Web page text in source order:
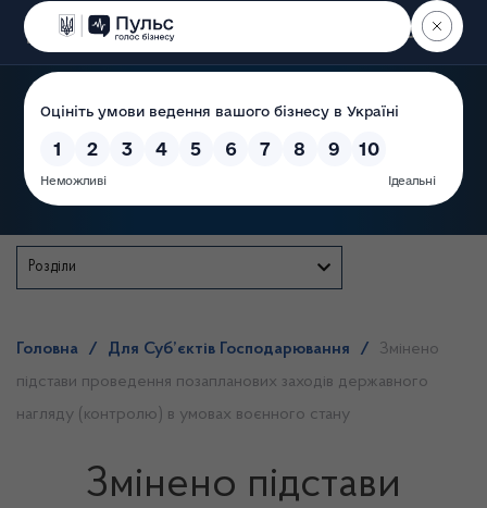
Пошук
Розділи
Головна / Для Суб’єктів Господарювання /
Змінено
підстави проведення позапланових заходів державного
нагляду (контролю) в умовах воєнного стану
Змінено підстави